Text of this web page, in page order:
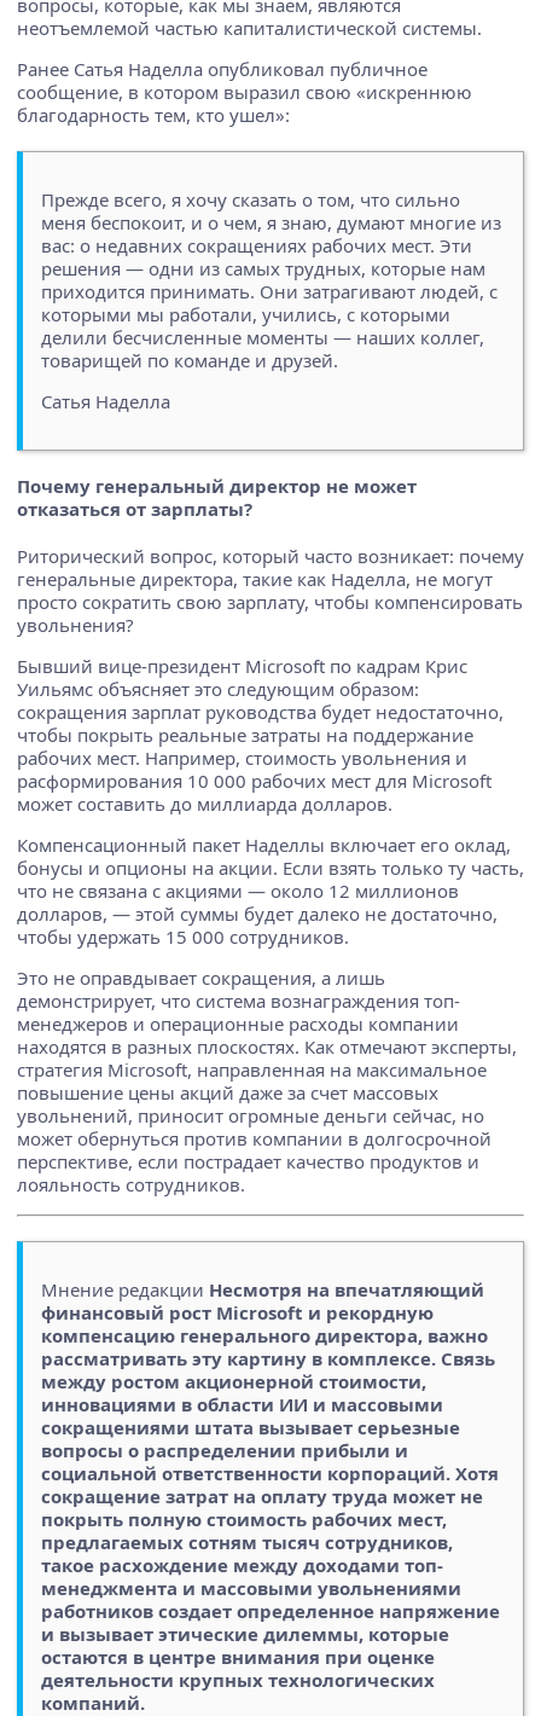
неотъемлемой частью капиталистической системы.
Ранее Сатья Наделла опубликовал публичное
сообщение, в котором выразил свою «искреннюю
благодарность тем, кто ушел»:
Прежде всего, я хочу сказать о том, что сильно
меня беспокоит, и о чем, я знаю, думают многие из
вас: о недавних сокращениях рабочих мест. Эти
решения — одни из самых трудных, которые нам
приходится принимать. Они затрагивают людей, с
которыми мы работали, учились, с которыми
делили бесчисленные моменты — наших коллег,
товарищей по команде и друзей.
Сатья Наделла
Почему генеральный директор не может
отказаться от зарплаты?
Риторический вопрос, который часто возникает: почему
генеральные директора, такие как Наделла, не могут
просто сократить свою зарплату, чтобы компенсировать
увольнения?
Бывший вице-президент Microsoft по кадрам Крис
Уильямс объясняет это следующим образом:
сокращения зарплат руководства будет недостаточно,
чтобы покрыть реальные затраты на поддержание
рабочих мест. Например, стоимость увольнения и
расформирования 10 000 рабочих мест для Microsoft
может составить до миллиарда долларов.
Компенсационный пакет Наделлы включает его оклад,
бонусы и опционы на акции. Если взять только ту часть,
что не связана с акциями — около 12 миллионов
долларов, — этой суммы будет далеко не достаточно,
чтобы удержать 15 000 сотрудников.
Это не оправдывает сокращения, а лишь
демонстрирует, что система вознаграждения топ-
менеджеров и операционные расходы компании
находятся в разных плоскостях. Как отмечают эксперты,
стратегия Microsoft, направленная на максимальное
повышение цены акций даже за счет массовых
увольнений, приносит огромные деньги сейчас, но
может обернуться против компании в долгосрочной
перспективе, если пострадает качество продуктов и
лояльность сотрудников.
Мнение редакции Несмотря на впечатляющий
финансовый рост Microsoft и рекордную
компенсацию генерального директора, важно
рассматривать эту картину в комплексе. Связь
между ростом акционерной стоимости,
инновациями в области ИИ и массовыми
сокращениями штата вызывает серьезные
вопросы о распределении прибыли и
социальной ответственности корпораций. Хотя
сокращение затрат на оплату труда может не
покрыть полную стоимость рабочих мест,
предлагаемых сотням тысяч сотрудников,
такое расхождение между доходами топ-
менеджмента и массовыми увольнениями
работников создает определенное напряжение
и вызывает этические дилеммы, которые
остаются в центре внимания при оценке
деятельности крупных технологических
компаний.